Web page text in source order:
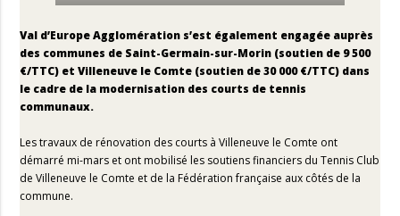
Val d’Europe Agglomération s’est également engagée auprès
des communes de Saint-Germain-sur-Morin (soutien de 9 500
€/TTC) et Villeneuve le Comte (soutien de 30 000 €/TTC) dans
le cadre de la modernisation des courts de tennis
communaux.
Les travaux de rénovation des courts à Villeneuve le Comte ont
démarré mi-mars et ont mobilisé les soutiens financiers du Tennis Club
de Villeneuve le Comte et de la Fédération française aux côtés de la
commune.